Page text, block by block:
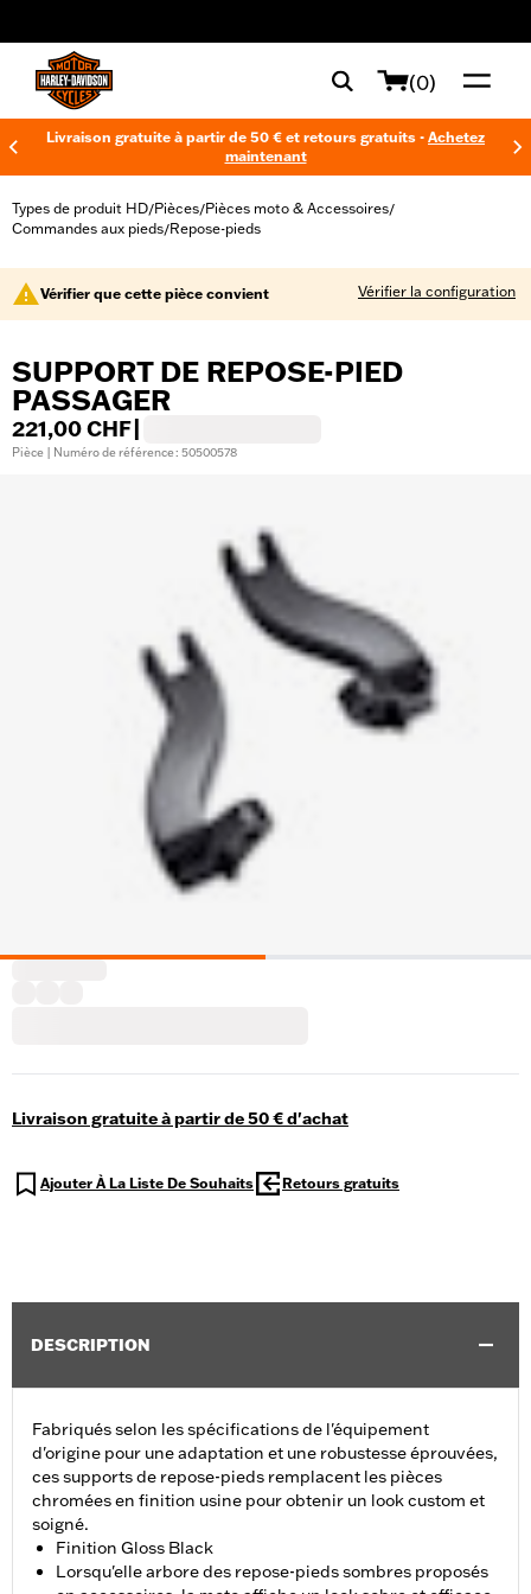
(0)
Livraison gratuite à partir de 50 € et retours gratuits - Achetez
maintenant
Types de produit HD/Pièces/Pièces moto & Accessoires/
Commandes aux pieds/Repose-pieds
Vérifier que cette pièce convient Vérifier la configuration
SUPPORT DE REPOSE-PIED
PASSAGER
221,00 CHF
Pièce | Numéro de référence : 50500578
Livraison gratuite à partir de 50 € d'achat
Ajouter À La Liste De Souhaits Retours gratuits
DESCRIPTION
Fabriqués selon les spécifications de l'équipement
d'origine pour une adaptation et une robustesse éprouvées,
ces supports de repose-pieds remplacent les pièces
chromées en finition usine pour obtenir un look custom et
soigné.
Finition Gloss Black
Lorsqu'elle arbore des repose-pieds sombres proposés